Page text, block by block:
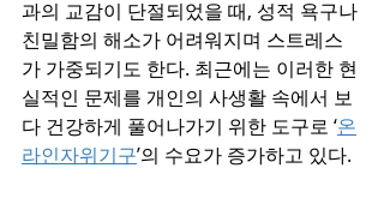
과의 교감이 단절되었을 때, 성적 욕구나
친밀함의 해소가 어려워지며 스트레스
가 가중되기도 한다. 최근에는 이러한 현
실적인 문제를 개인의 사생활 속에서 보
다 건강하게 풀어나가기 위한 도구로 ‘온
라인자위기구’의 수요가 증가하고 있다.